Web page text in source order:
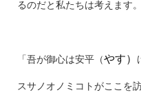
るのだと私たちは考えます。
「吾が御心は安平（やす）
スサノオノミコトがここを